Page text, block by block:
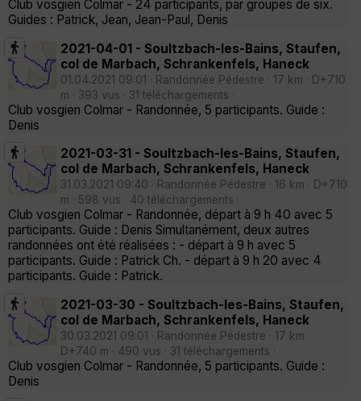
Club vosgien Colmar - 24 participants, par groupes de six.
Guides : Patrick, Jean, Jean-Paul, Denis
2021-04-01 - Soultzbach-les-Bains, Staufen,
col de Marbach, Schrankenfels, Haneck
01.04.2021 09:01 · Randonnée Pédestre · 17 km · D+710
m · 393 vus · 31 téléchargements ·
Club vosgien Colmar - Randonnée, 5 participants. Guide :
Denis
2021-03-31 - Soultzbach-les-Bains, Staufen,
col de Marbach, Schrankenfels, Haneck
31.03.2021 09:40 · Randonnée Pédestre · 16 km · D+710
m · 598 vus · 40 téléchargements ·
Club vosgien Colmar - Randonnée, départ à 9 h 40 avec 5
participants. Guide : Denis Simultanément, deux autres
randonnées ont été réalisées : - départ à 9 h avec 5
participants. Guide : Patrick Ch. - départ à 9 h 20 avec 4
participants. Guide : Patrick.
2021-03-30 - Soultzbach-les-Bains, Staufen,
col de Marbach, Schrankenfels, Haneck
30.03.2021 09:01 · Randonnée Pédestre · 17 km ·
D+740 m · 490 vus · 31 téléchargements ·
Club vosgien Colmar - Randonnée, 5 participants. Guide :
Denis